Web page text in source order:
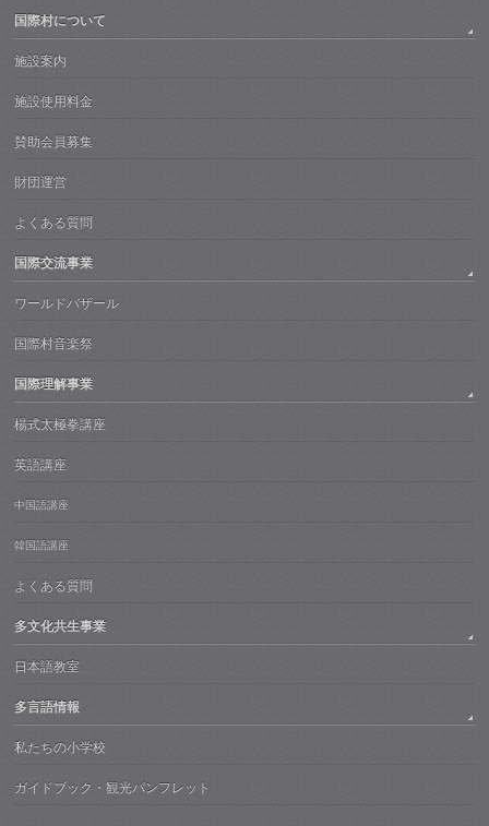
国際村について
施設案内
施設使用料金
賛助会員募集
財団運営
よくある質問
国際交流事業
ワールドバザール
国際村音楽祭
国際理解事業
楊式太極拳講座
英語講座
中国語講座
韓国語講座
よくある質問
多文化共生事業
日本語教室
多言語情報
私たちの小学校
ガイドブック・観光パンフレット